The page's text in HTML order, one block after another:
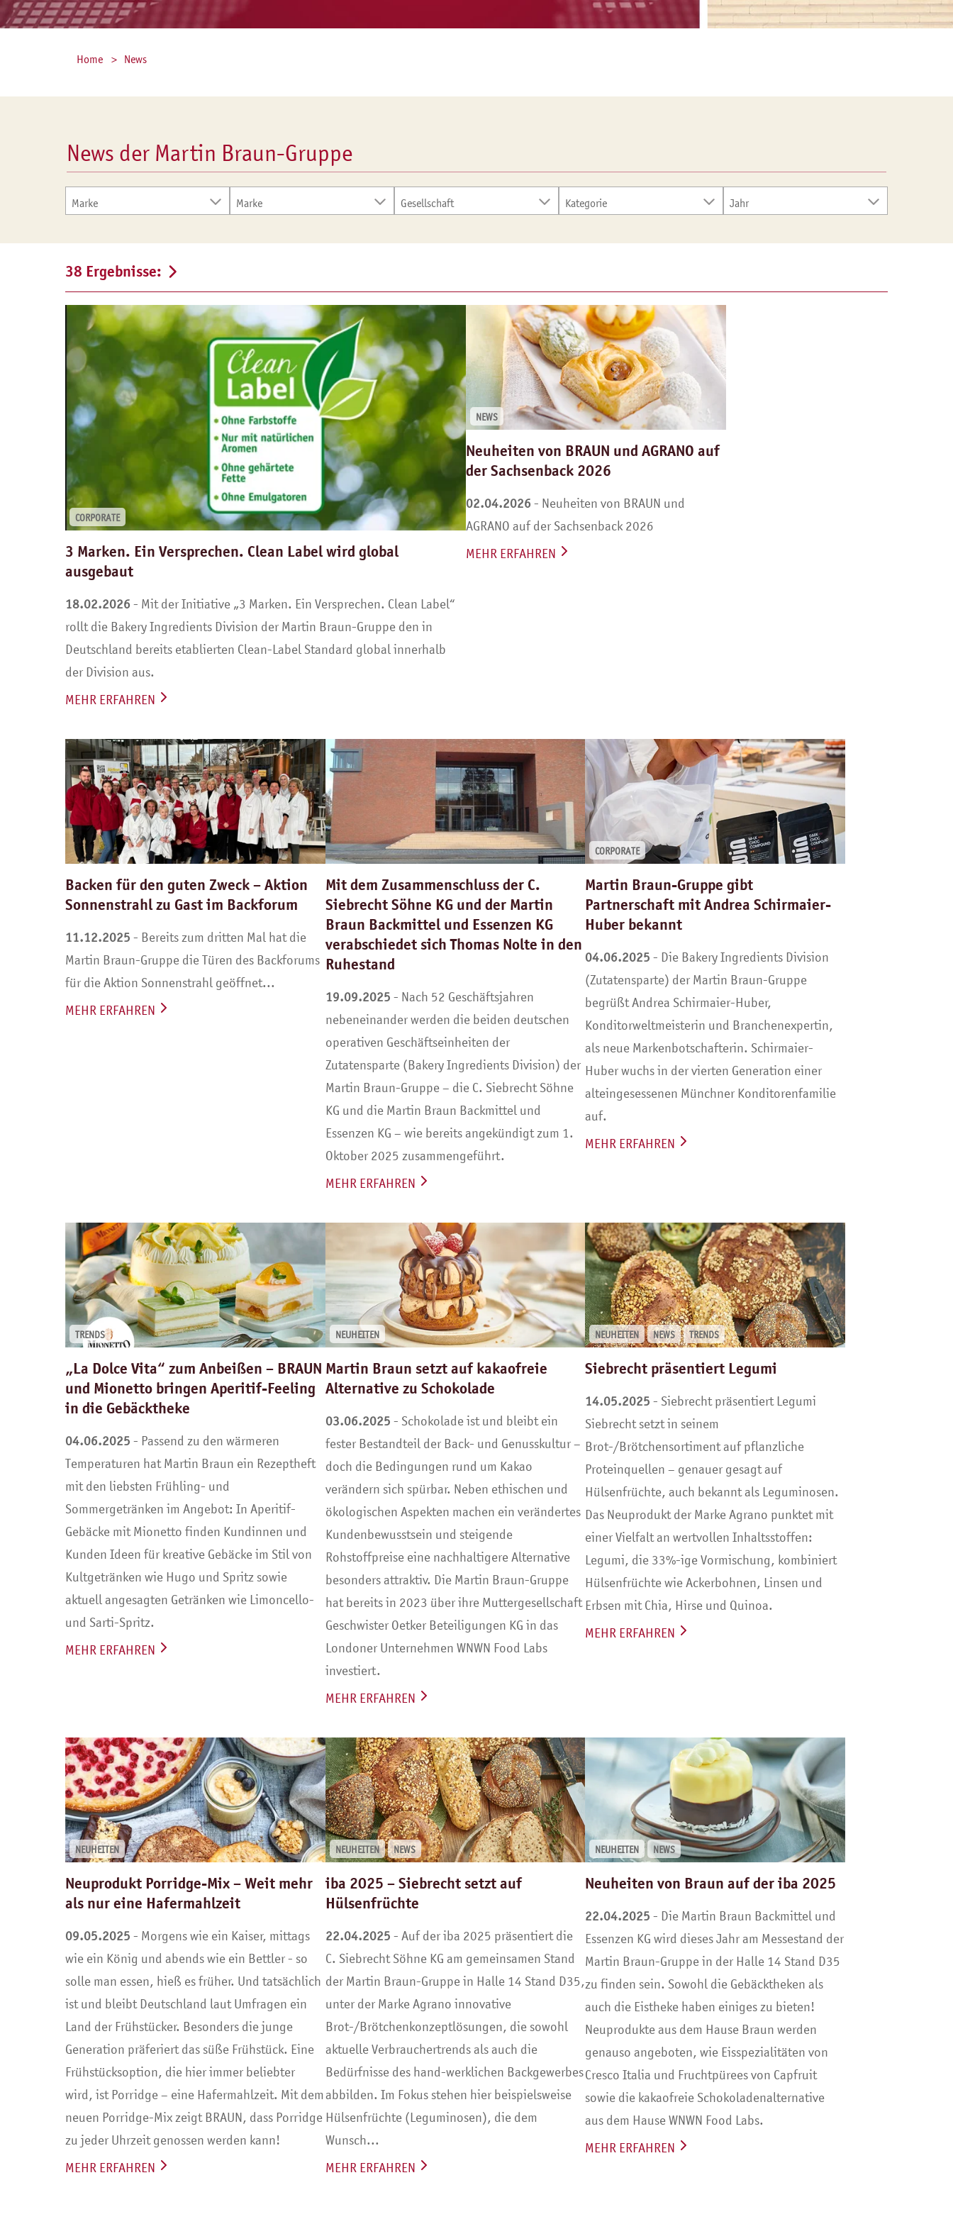
Home News
News der Martin Braun-Gruppe
Marke Marke
Wolf Butterback (1)
Gesellschaft
Martin Braun-Gruppe (17)
Martin Braun-Gruppe DE (3)
Martin Braun-Gruppe Italia
S.p.A, Italien (1)
Wolf ButterBack KG,
Deutschland (1)
Kategorie
Trends (10)
Jahr
38 Ergebnisse:
NEWS
Neuheiten von BRAUN und AGRANO auf
der Sachsenback 2026
02.04.2026 - Neuheiten von BRAUN und
AGRANO auf der Sachsenback 2026
MEHR ERFAHREN
CORPORATE
3 Marken. Ein Versprechen. Clean Label wird global
ausgebaut
18.02.2026 - Mit der Initiative „3 Marken. Ein Versprechen. Clean Label“
rollt die Bakery Ingredients Division der Martin Braun-Gruppe den in
Deutschland bereits etablierten Clean-Label Standard global innerhalb
der Division aus.
MEHR ERFAHREN
Backen für den guten Zweck – Aktion
Sonnenstrahl zu Gast im Backforum
11.12.2025 - Bereits zum dritten Mal hat die
Martin Braun-Gruppe die Türen des Backforums
für die Aktion Sonnenstrahl geöffnet...
MEHR ERFAHREN
Mit dem Zusammenschluss der C.
Siebrecht Söhne KG und der Martin
Braun Backmittel und Essenzen KG
verabschiedet sich Thomas Nolte in den
Ruhestand
19.09.2025 - Nach 52 Geschäftsjahren
nebeneinander werden die beiden deutschen
operativen Geschäftseinheiten der
Zutatensparte (Bakery Ingredients Division) der
Martin Braun-Gruppe – die C. Siebrecht Söhne
KG und die Martin Braun Backmittel und
Essenzen KG – wie bereits angekündigt zum 1.
Oktober 2025 zusammengeführt.
MEHR ERFAHREN
CORPORATE
Martin Braun-Gruppe gibt
Partnerschaft mit Andrea Schirmaier-
Huber bekannt
04.06.2025 - Die Bakery Ingredients Division
(Zutatensparte) der Martin Braun-Gruppe
begrüßt Andrea Schirmaier-Huber,
Konditorweltmeisterin und Branchenexpertin,
als neue Markenbotschafterin. Schirmaier-
Huber wuchs in der vierten Generation einer
alteingesessenen Münchner Konditorenfamilie
auf.
MEHR ERFAHREN
TRENDS
„La Dolce Vita“ zum Anbeißen – BRAUN
und Mionetto bringen Aperitif-Feeling
in die Gebäcktheke
04.06.2025 - Passend zu den wärmeren
Temperaturen hat Martin Braun ein Rezeptheft
mit den liebsten Frühling- und
Sommergetränken im Angebot: In Aperitif-
Gebäcke mit Mionetto finden Kundinnen und
Kunden Ideen für kreative Gebäcke im Stil von
Kultgetränken wie Hugo und Spritz sowie
aktuell angesagten Getränken wie Limoncello-
und Sarti-Spritz.
MEHR ERFAHREN
NEUHEITEN
Martin Braun setzt auf kakaofreie
Alternative zu Schokolade
03.06.2025 - Schokolade ist und bleibt ein
fester Bestandteil der Back- und Genusskultur –
doch die Bedingungen rund um Kakao
verändern sich spürbar. Neben ethischen und
ökologischen Aspekten machen ein verändertes
Kundenbewusstsein und steigende
Rohstoffpreise eine nachhaltigere Alternative
besonders attraktiv. Die Martin Braun-Gruppe
hat bereits in 2023 über ihre Muttergesellschaft
Geschwister Oetker Beteiligungen KG in das
Londoner Unternehmen WNWN Food Labs
investiert.
MEHR ERFAHREN
NEUHEITEN NEWS TRENDS
Siebrecht präsentiert Legumi
14.05.2025 - Siebrecht präsentiert Legumi
Siebrecht setzt in seinem
Brot-/Brötchensortiment auf pflanzliche
Proteinquellen – genauer gesagt auf
Hülsenfrüchte, auch bekannt als Leguminosen.
Das Neuprodukt der Marke Agrano punktet mit
einer Vielfalt an wertvollen Inhaltsstoffen:
Legumi, die 33%-ige Vormischung, kombiniert
Hülsenfrüchte wie Ackerbohnen, Linsen und
Erbsen mit Chia, Hirse und Quinoa.
MEHR ERFAHREN
NEUHEITEN
Neuprodukt Porridge-Mix – Weit mehr
als nur eine Hafermahlzeit
09.05.2025 - Morgens wie ein Kaiser, mittags
wie ein König und abends wie ein Bettler - so
solle man essen, hieß es früher. Und tatsächlich
ist und bleibt Deutschland laut Umfragen ein
Land der Frühstücker. Besonders die junge
Generation präferiert das süße Frühstück. Eine
Frühstücksoption, die hier immer beliebter
wird, ist Porridge – eine Hafermahlzeit. Mit dem
neuen Porridge-Mix zeigt BRAUN, dass Porridge
zu jeder Uhrzeit genossen werden kann!
MEHR ERFAHREN
NEUHEITEN NEWS
iba 2025 – Siebrecht setzt auf
Hülsenfrüchte
22.04.2025 - Auf der iba 2025 präsentiert die
C. Siebrecht Söhne KG am gemeinsamen Stand
der Martin Braun-Gruppe in Halle 14 Stand D35,
unter der Marke Agrano innovative
Brot-/Brötchenkonzeptlösungen, die sowohl
aktuelle Verbrauchertrends als auch die
Bedürfnisse des hand-werklichen Backgewerbes
abbilden. Im Fokus stehen hier beispielsweise
Hülsenfrüchte (Leguminosen), die dem
Wunsch...
MEHR ERFAHREN
NEUHEITEN NEWS
Neuheiten von Braun auf der iba 2025
22.04.2025 - Die Martin Braun Backmittel und
Essenzen KG wird dieses Jahr am Messestand der
Martin Braun-Gruppe in der Halle 14 Stand D35
zu finden sein. Sowohl die Gebäcktheken als
auch die Eistheke haben einiges zu bieten!
Neuprodukte aus dem Hause Braun werden
genauso angeboten, wie Eisspezialitäten von
Cresco Italia und Fruchtpürees von Capfruit
sowie die kakaofreie Schokoladenalternative
aus dem Hause WNWN Food Labs.
MEHR ERFAHREN